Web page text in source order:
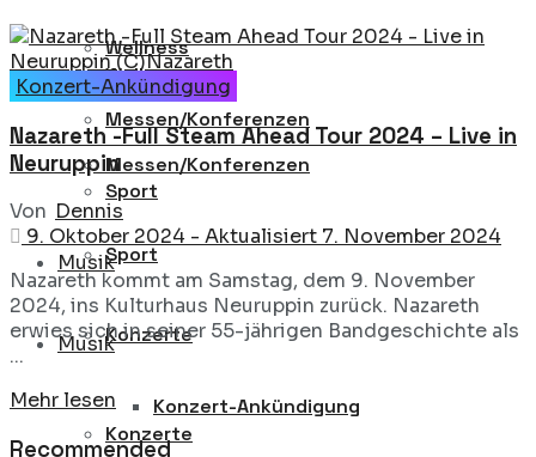
Wellness
Messen/Konferenzen
Sport
Musik
Konzerte
Wellness
Messen/Konferenzen
Sport
Musik
Konzerte
Konzert-Ankündigung
Konzert-Ankündigung
Nazareth -Full Steam Ahead Tour 2024 – Live in
Neuruppin
Von Dennis
9. Oktober 2024 - Aktualisiert 7. November 2024
Nazareth kommt am Samstag, dem 9. November
2024, ins Kulturhaus Neuruppin zurück. Nazareth
erwies sich in seiner 55-jährigen Bandgeschichte als
...
Mehr lesen Details
Recommended